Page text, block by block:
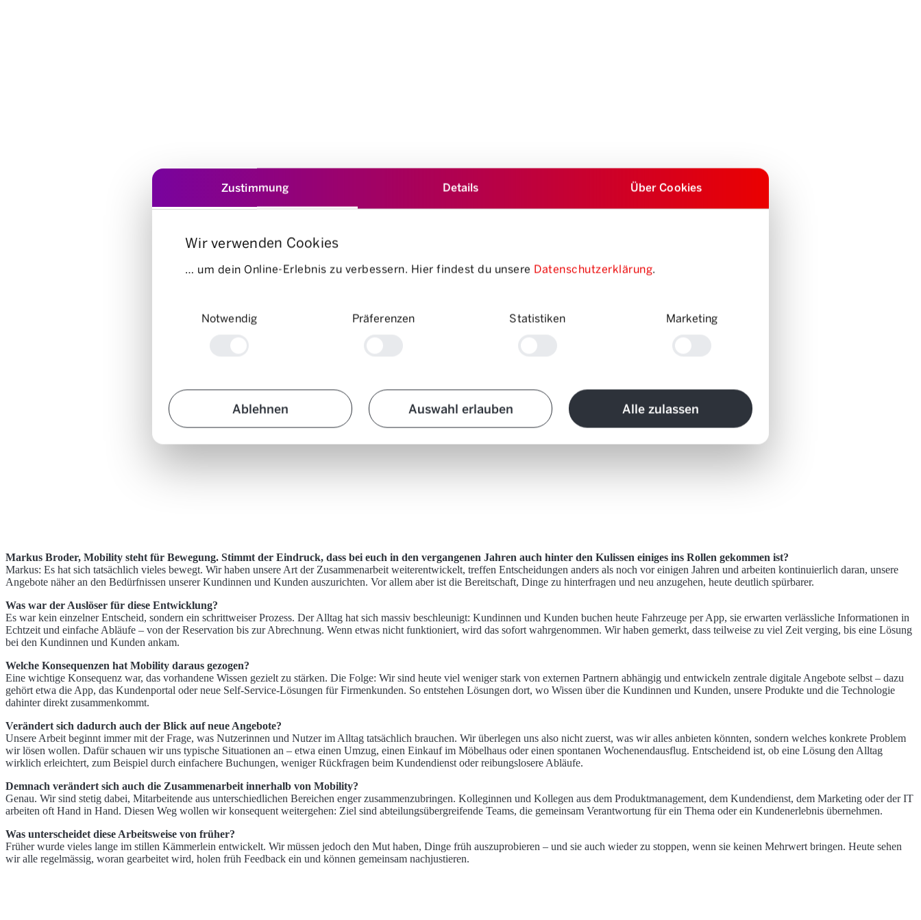
Zustimmung Details Über Cookies
Wir verwenden Cookies
… um dein Online-Erlebnis zu verbessern. Hier findest du unsere Datenschutzerklärung.
Notwendig
Präferenzen Statistiken Marketing
Ablehnen Auswahl erlauben Alle zulassen
Markus Broder, Mobility steht für Bewegung. Stimmt der Eindruck, dass bei euch in den vergangenen Jahren auch hinter den Kulissen einiges ins Rollen gekommen ist?
Markus: Es hat sich tatsächlich vieles bewegt. Wir haben unsere Art der Zusammenarbeit weiterentwickelt, treffen Entscheidungen anders als noch vor einigen Jahren und arbeiten kontinuierlich daran, unsere
Angebote näher an den Bedürfnissen unserer Kundinnen und Kunden auszurichten. Vor allem aber ist die Bereitschaft, Dinge zu hinterfragen und neu anzugehen, heute deutlich spürbarer.
Was war der Auslöser für diese Entwicklung?
Es war kein einzelner Entscheid, sondern ein schrittweiser Prozess. Der Alltag hat sich massiv beschleunigt: Kundinnen und Kunden buchen heute Fahrzeuge per App, sie erwarten verlässliche Informationen in
Echtzeit und einfache Abläufe – von der Reservation bis zur Abrechnung. Wenn etwas nicht funktioniert, wird das sofort wahrgenommen. Wir haben gemerkt, dass teilweise zu viel Zeit verging, bis eine Lösung
bei den Kundinnen und Kunden ankam.
Welche Konsequenzen hat Mobility daraus gezogen?
Eine wichtige Konsequenz war, das vorhandene Wissen gezielt zu stärken. Die Folge: Wir sind heute viel weniger stark von externen Partnern abhängig und entwickeln zentrale digitale Angebote selbst – dazu
gehört etwa die App, das Kundenportal oder neue Self-Service-Lösungen für Firmenkunden. So entstehen Lösungen dort, wo Wissen über die Kundinnen und Kunden, unsere Produkte und die Technologie
dahinter direkt zusammenkommt.
Verändert sich dadurch auch der Blick auf neue Angebote?
Unsere Arbeit beginnt immer mit der Frage, was Nutzerinnen und Nutzer im Alltag tatsächlich brauchen. Wir überlegen uns also nicht zuerst, was wir alles anbieten könnten, sondern welches konkrete Problem
wir lösen wollen. Dafür schauen wir uns typische Situationen an – etwa einen Umzug, einen Einkauf im Möbelhaus oder einen spontanen Wochenendausflug. Entscheidend ist, ob eine Lösung den Alltag
wirklich erleichtert, zum Beispiel durch einfachere Buchungen, weniger Rückfragen beim Kundendienst oder reibungslosere Abläufe.
Demnach verändert sich auch die Zusammenarbeit innerhalb von Mobility?
Genau. Wir sind stetig dabei, Mitarbeitende aus unterschiedlichen Bereichen enger zusammenzubringen. Kolleginnen und Kollegen aus dem Produktmanagement, dem Kundendienst, dem Marketing oder der IT
arbeiten oft Hand in Hand. Diesen Weg wollen wir konsequent weitergehen: Ziel sind abteilungsübergreifende Teams, die gemeinsam Verantwortung für ein Thema oder ein Kundenerlebnis übernehmen.
Was unterscheidet diese Arbeitsweise von früher?
Früher wurde vieles lange im stillen Kämmerlein entwickelt. Wir müssen jedoch den Mut haben, Dinge früh auszuprobieren – und sie auch wieder zu stoppen, wenn sie keinen Mehrwert bringen. Heute sehen
wir alle regelmässig, woran gearbeitet wird, holen früh Feedback ein und können gemeinsam nachjustieren.